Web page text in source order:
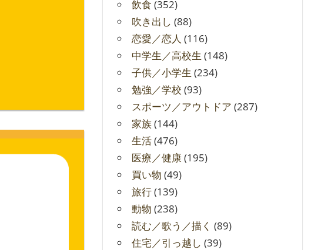
飲食 (352)
吹き出し (88)
恋愛／恋人 (116)
中学生／高校生 (148)
子供／小学生 (234)
勉強／学校 (93)
スポーツ／アウトドア (287)
家族(144)
生活(476)
医療／健康(195)
買い物 (49)
旅行(139)
動物 (238)
読む／歌う／描く (89)
住宅／引っ越し (39)